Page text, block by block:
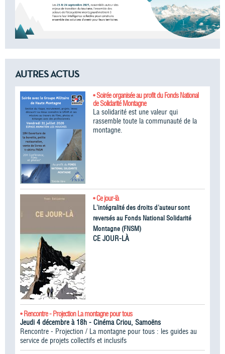
AUTRES ACTUS
• Soirée organisée au profit du Fonds National
de Solidarité Montagne
La solidarité est une valeur qui
rassemble toute la communauté de la
montagne.
• Ce jour-là
L'intégralité des droits d'auteur sont
reversés au Fonds National Solidarité
Montagne (FNSM)
CE JOUR-LÀ
• Rencontre - Projection La montagne pour tous
Jeudi 4 décembre à 18h - Cinéma Criou, Samoëns
Rencontre - Projection / La montagne pour tous : les guides au
service de projets collectifs et inclusifs